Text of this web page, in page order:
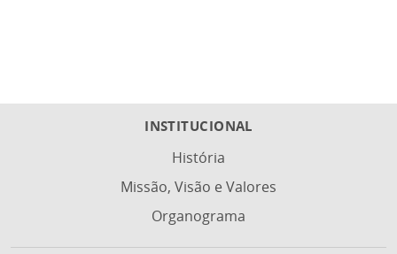
INSTITUCIONAL
História
Missão, Visão e Valores
Organograma